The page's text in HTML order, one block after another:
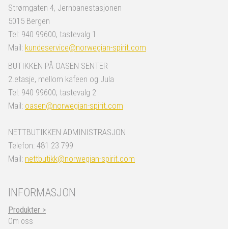
Strømgaten 4, Jernbanestasjonen
5015 Bergen
Tel: 940 99600, tastevalg 1
Mail: kundeservice@norwegian-spirit.com
BUTIKKEN PÅ OASEN SENTER
2.etasje, mellom kafeen og Jula
Tel: 940 99600, tastevalg 2
Mail: oasen@norwegian-spirit.com
NETTBUTIKKEN ADMINISTRASJON
Telefon: 481 23 799
Mail: nettbutikk@norwegian-spirit.com
INFORMASJON
Produkter >
Om oss